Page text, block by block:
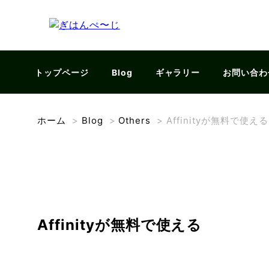
トップページ Blog ギャラリー お問い合
ホーム > Blog > Others >Affinityが無料で使える
Affinityが無料で使える